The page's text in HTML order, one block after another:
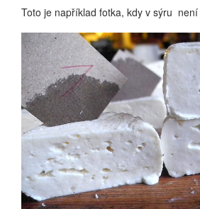
Toto je například fotka, kdy v sýru není